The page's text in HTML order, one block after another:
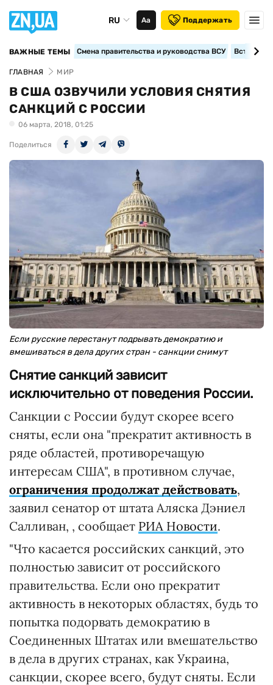
RU Аа Поддержать
ВАЖНЫЕ ТЕМЫ Смена правительства и руководства ВСУ
ГЛАВНАЯ МИР
В США ОЗВУЧИЛИ УСЛОВИЯ СНЯТИЯ
САНКЦИЙ С РОССИИ
06 марта, 2018, 01:25
Поделиться
Если русские перестанут подрывать демократию и
вмешиваться в дела других стран - санкции снимут
Снятие санкций зависит
исключительно от поведения России.
Санкции с России будут скорее всего
сняты, если она "прекратит активность в
ряде областей, противоречащую
интересам США", в противном случае,
ограничения продолжат действовать,
заявил сенатор от штата Аляска Дэниел
Салливан, , сообщает РИА Новости.
"Что касается российских санкций, это
полностью зависит от российского
правительства. Если оно прекратит
активность в некоторых областях, будь то
попытка подорвать демократию в
Соединенных Штатах или вмешательство
в дела в других странах, как Украина,
санкции, скорее всего, будут сняты. Если